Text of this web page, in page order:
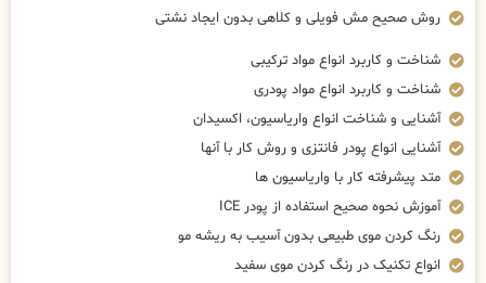
روش صحیح مش فویلی و کلاهی بدون ایجاد نشتی
شناخت و کاربرد انواع مواد ترکیبی
شناخت و کاربرد انواع مواد پودری
آشنایی و شناخت انواع واریاسیون، اکسیدان
آشنایی انواع پودر فانتزی و روش کار با آنها
متد پیشرفته کار با واریاسیون ها
آموزش نحوه صحیح استفاده از پودر ICE
رنگ کردن موی طبیعی بدون آسیب به ریشه مو
انواع تکنیک در رنگ کردن موی سفید